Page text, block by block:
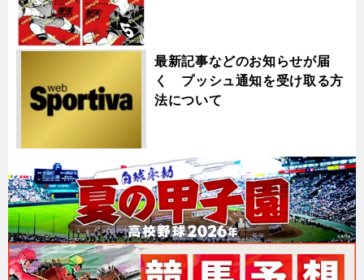
最新記事などのお知らせが届
く プッシュ通知を受け取る方
法について